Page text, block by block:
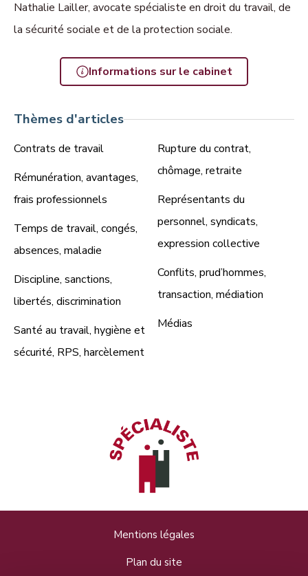
Nathalie Lailler, avocate spécialiste en droit du travail, de
la sécurité sociale et de la protection sociale.
Informations sur le cabinet
Thèmes d'articles
Contrats de travail
Rémunération, avantages,
frais professionnels
Temps de travail, congés,
absences, maladie
Discipline, sanctions,
libertés, discrimination
Santé au travail, hygiène et
sécurité, RPS, harcèlement
Rupture du contrat,
chômage, retraite
Représentants du
personnel, syndicats,
expression collective
Conflits, prud’hommes,
transaction, médiation
Médias
Mentions légales
Plan du site